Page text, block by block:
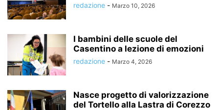
redazione - Marzo 10, 2026
I bambini delle scuole del
Casentino a lezione di emozioni
redazione - Marzo 4, 2026
Nasce progetto di valorizzazione
del Tortello alla Lastra di Corezzo